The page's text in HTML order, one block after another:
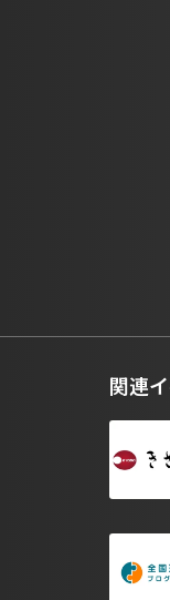
関連